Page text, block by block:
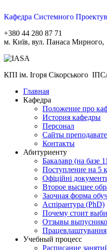
Кафедра Системного
+380 44 280 87 71
м. Київ, вул. Панаса
КПІ ім. Ігоря Сікорського
Главная
Кафедра
Положение про
История кафедры
Персонал
Сайты
Контакты
Абитуриенту
Бакалавр (на базе
Поступление на 5
Офіційні
Второе высшее
Заочная форма
Aспірантура (PhD)
Почему стоит
Отзывы
Працевлаштування
Учебный процесс
Расписание